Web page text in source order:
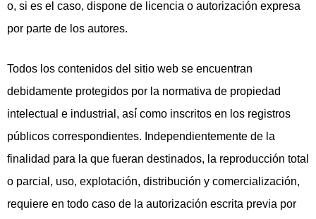
o, si es el caso, dispone de licencia o autorización expresa
por parte de los autores.
Todos los contenidos del sitio web se encuentran
debidamente protegidos por la normativa de propiedad
intelectual e industrial, así́ como inscritos en los registros
públicos correspondientes. Independientemente de la
finalidad para la que fueran destinados, la reproducción total
o parcial, uso, explotación, distribución y comercialización,
requiere en todo caso de la autorización escrita previa por